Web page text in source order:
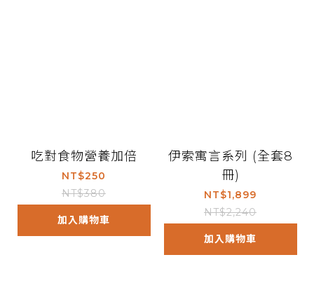
吃對食物營養加倍
NT$250
NT$380
加入購物車
伊索寓言系列 (全套8
冊)
NT$1,899
NT$2,240
加入購物車